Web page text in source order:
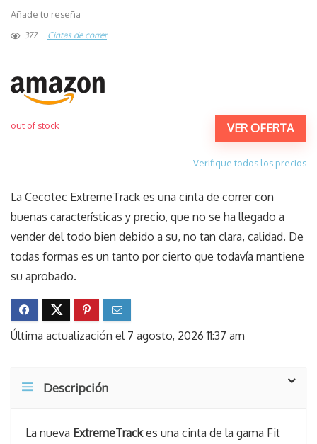
Añade tu reseña
377 Cintas de correr
VER OFERTA
out of stock
Verifique todos los precios
La Cecotec ExtremeTrack es una cinta de correr con
buenas características y precio, que no se ha llegado a
vender del todo bien debido a su, no tan clara, calidad. De
todas formas es un tanto por cierto que todavía mantiene
su aprobado.
Última actualización el 7 agosto, 2026 11:37 am
Descripción
La nueva ExtremeTrackes una cinta de la gama Fit